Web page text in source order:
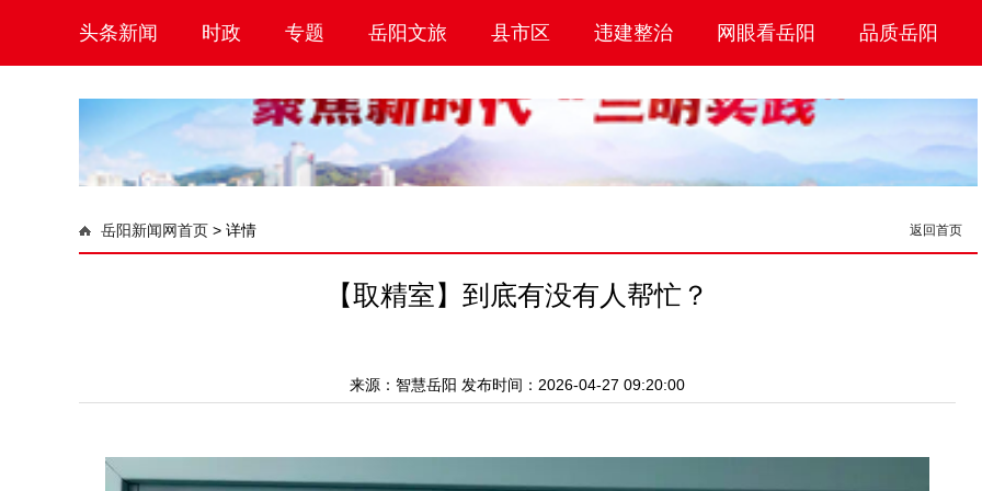
头条新闻 时政 专题 岳阳文旅 县市区 违建整治 网眼看岳阳 品质岳阳
岳阳新闻网首页 > 详情 返回首页
【取精室】到底有没有人帮忙？
来源： 智慧岳阳 发布时间：2026-04-27 09:20:00